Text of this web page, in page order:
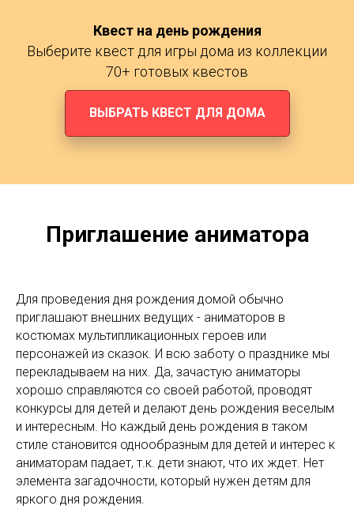
Квест на день рождения
Выберите квест для игры дома из коллекции
70+ готовых квестов
ВЫБРАТЬ КВЕСТ ДЛЯ ДОМА
Приглашение аниматора
Для проведения дня рождения домой обычно
приглашают внешних ведущих - аниматоров в
костюмах мультипликационных героев или
персонажей из сказок. И всю заботу о празднике мы
перекладываем на них. Да, зачастую аниматоры
хорошо справляются со своей работой, проводят
конкурсы для детей и делают день рождения веселым
и интересным. Но каждый день рождения в таком
стиле становится однообразным для детей и интерес к
аниматорам падает, т.к. дети знают, что их ждет. Нет
элемента загадочности, который нужен детям для
яркого дня рождения.